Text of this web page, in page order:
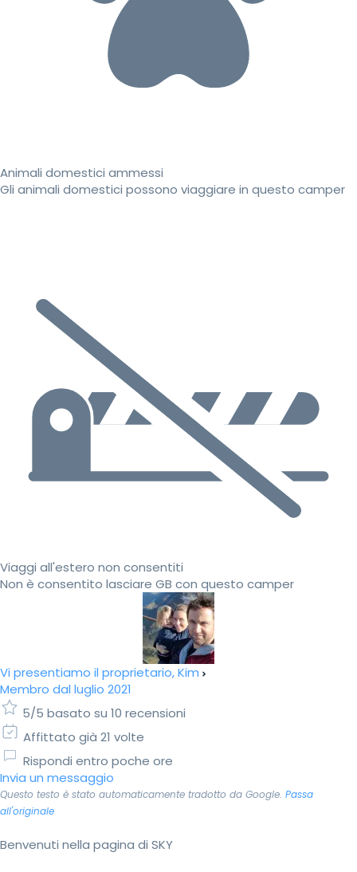
Animali domestici ammessi
Gli animali domestici possono viaggiare in questo camper
Viaggi all'estero non consentiti
Non è consentito lasciare GB con questo camper
Vi presentiamo il proprietario, Kim
Membro dal luglio 2021
5/5 basato su 10 recensioni
Affittato già 21 volte
Rispondi entro poche ore
Invia un messaggio
Questo testo è stato automaticamente tradotto da Google. Passa
all'originale
Benvenuti nella pagina di SKY